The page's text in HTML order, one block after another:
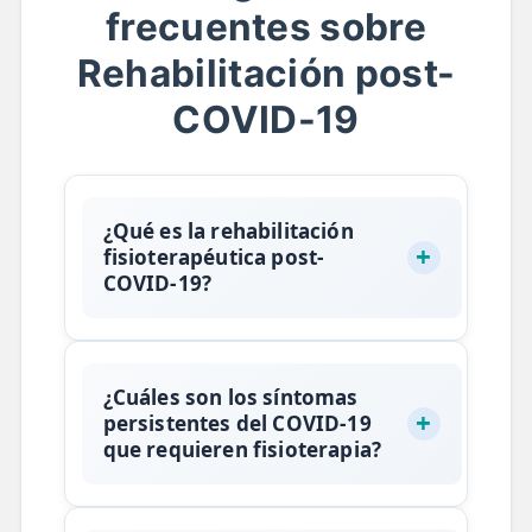
frecuentes sobre
Rehabilitación post-
COVID-19
¿Qué es la rehabilitación
fisioterapéutica post-
COVID-19?
La rehabilitación fisioterapéutica
terapéutico esencial para pacientes
enMadridy todaEspañaque han
tratamiento se enfoca en restaurar
¿Cuáles son los síntomas
persistentes del COVID-19
que requieren fisioterapia?
Lossíntomas persistentes del